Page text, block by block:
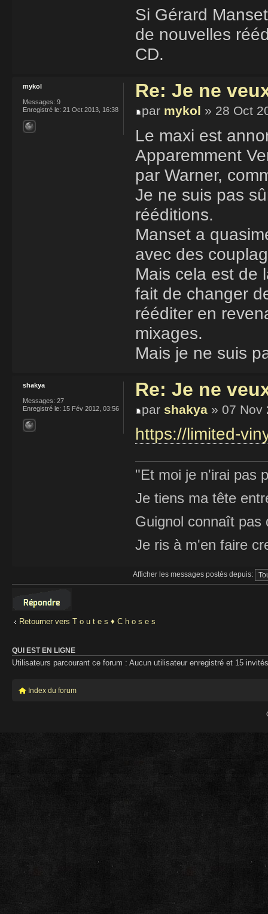
Si Gérard
de nouvelles
CD.
Re: Je ne
par mykol » 28 Oct
Le maxi est
Apparemment
par Warner,
Je ne suis pas
rééditions.
Manset a
avec des
Mais cela est de
fait de changer
rééditer en
mixages.
Mais je ne suis
mykol
Messages: 9
Enregistré le: 21 Oct 2013, 16:38
Re: Je ne
par shakya » 07 Nov
https://limited-
"Et moi je n'irai pas
Je tiens ma tête
Guignol connaît pas
Je ris à m'en faire
shakya
Messages: 27
Enregistré le: 15 Fév 2012, 03:56
Afficher les messages postés depuis:
Retourner vers T o u t e s ♦ C h o s e s
QUI EST EN LIGNE
Utilisateurs parcourant ce forum : Aucun utilisateur enregistré et 15 invités
Index du forum